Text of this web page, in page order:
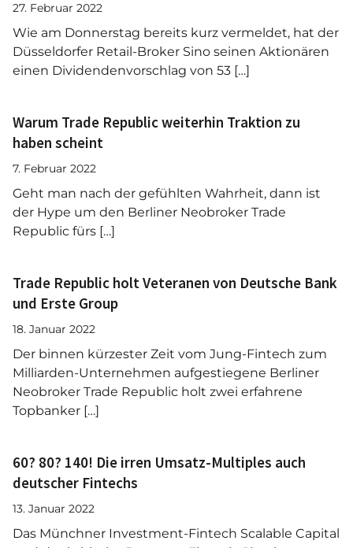
27. Februar 2022
Wie am Donnerstag bereits kurz vermeldet, hat der
Düsseldorfer Retail-Broker Sino seinen Aktionären
einen Dividendenvorschlag von 53 […]
Warum Trade Republic weiterhin Traktion zu
haben scheint
7. Februar 2022
Geht man nach der gefühlten Wahrheit, dann ist
der Hype um den Berliner Neobroker Trade
Republic fürs […]
Trade Republic holt Veteranen von Deutsche Bank
und Erste Group
18. Januar 2022
Der binnen kürzester Zeit vom Jung-Fintech zum
Milliarden-Unternehmen aufgestiegene Berliner
Neobroker Trade Republic holt zwei erfahrene
Topbanker […]
60? 80? 140! Die irren Umsatz-Multiples auch
deutscher Fintechs
13. Januar 2022
Das Münchner Investment-Fintech Scalable Capital